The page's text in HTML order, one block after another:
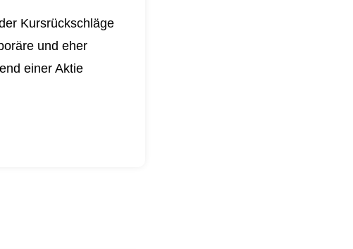
Kursrückschläge
und eher
einer Aktie